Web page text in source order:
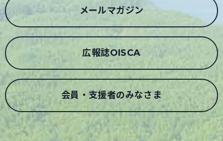
メールマガジン
広報誌OISCA
会員・支援者のみなさま